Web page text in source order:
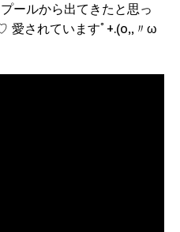
ールから出てきたと思っ
愛されていますﾟ+.(o,,〃ω